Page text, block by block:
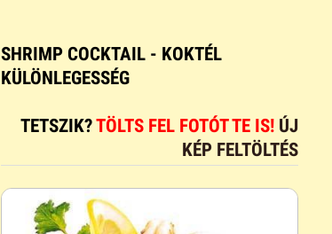
SHRIMP COCKTAIL - KOKTÉL
KÜLÖNLEGESSÉG
TETSZIK?TÖLTS FEL FOTÓT TE IS! ÚJ
KÉP FELTÖLTÉS